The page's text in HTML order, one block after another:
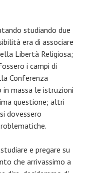
studiando due
era di associare
Libertà Religiosa;
i campi di
Conferenza
in massa le istruzioni
questione; altri
dovessero
e pregare su
che arrivassimo a